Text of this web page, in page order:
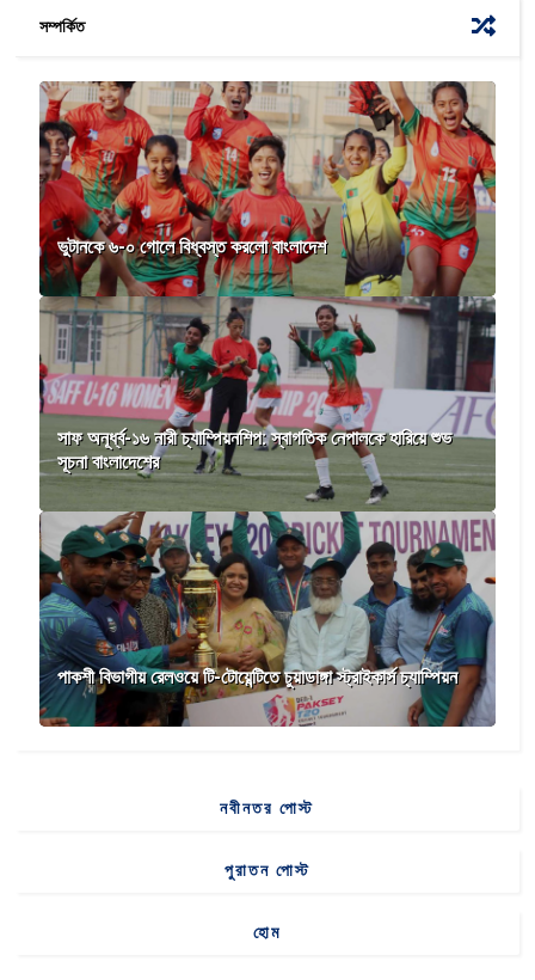
সম্পর্কিত
ভুটানকে ৬-০ গোলে বিধ্বস্ত করলো বাংলাদেশ
সাফ অনূর্ধ্ব-১৬ নারী চ্যাম্পিয়নশিপ: স্বাগতিক নেপালকে হারিয়ে শুভ
সূচনা বাংলাদেশের
পাকশী বিভাগীয় রেলওয়ে টি-টোয়েন্টিতে চুয়াডাঙ্গা স্ট্রাইকার্স চ্যাম্পিয়ন
নবীনতর পোস্ট
পুরাতন পোস্ট
হোম